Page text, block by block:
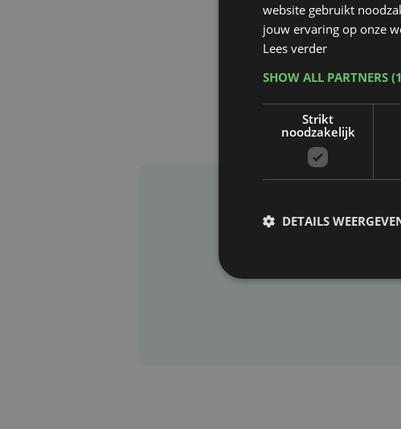
website gebruikt
jouw ervaring op onze
Lees verder
SHOW ALL PARTNERS
Strikt
noodzakelijk
DETAILS